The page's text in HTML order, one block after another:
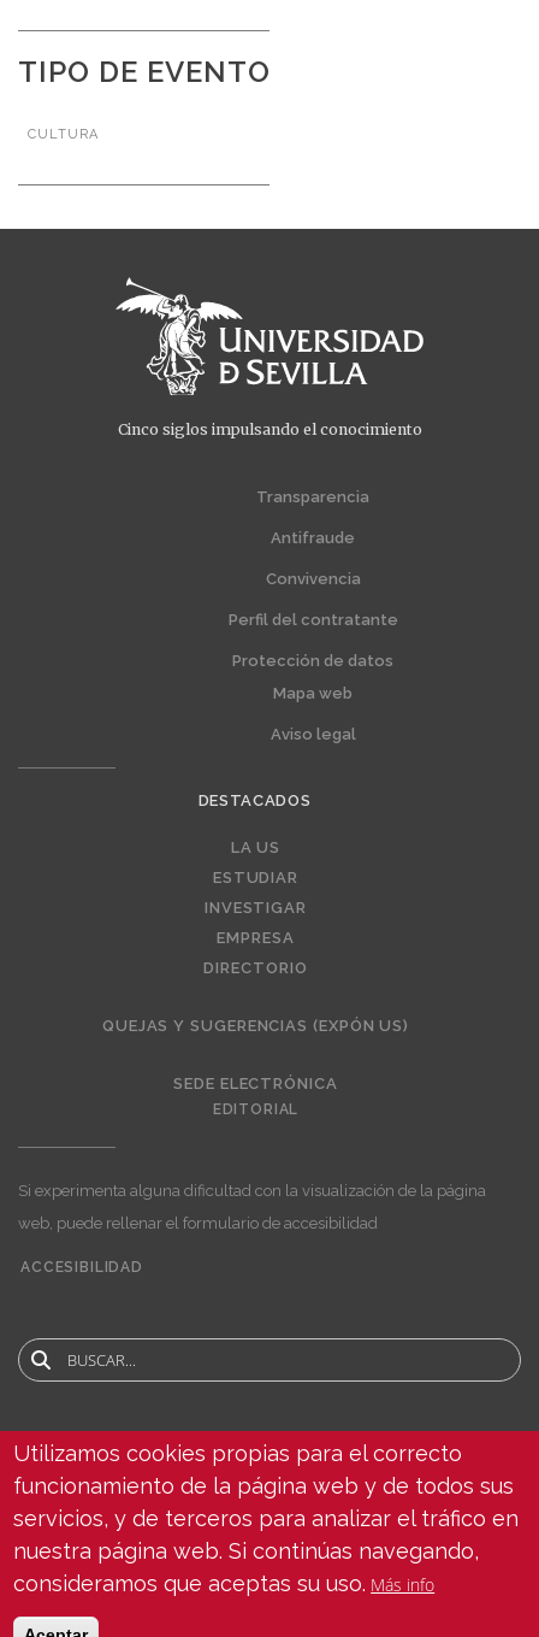
TIPO DE EVENTO
CULTURA
Cinco siglos impulsando el conocimiento
Transparencia
Antifraude
Convivencia
Perfil del contratante
Protección de datos
Mapa web
Aviso legal
DESTACADOS
LA US
ESTUDIAR
INVESTIGAR
EMPRESA
DIRECTORIO
QUEJAS Y SUGERENCIAS (EXPÓN US)
SEDE ELECTRÓNICA
EDITORIAL
Si experimenta alguna dificultad con la visualización de la página
web, puede rellenar el formulario de accesibilidad
menu
ACCESIBILIDAD
Buscar
ENCUÉNTRANOS
© Copyright 2025 Universidad de Sevilla - Todos los derechos reservados -
Utilizamos cookies propias para el correcto
funcionamiento de la página web y de todos sus
servicios, y de terceros para analizar el tráfico en
nuestra página web. Si continúas navegando,
consideramos que aceptas su uso. Más info